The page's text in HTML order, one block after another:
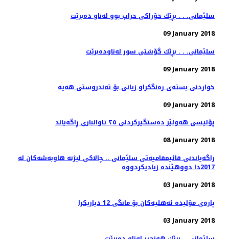
سلێمانی. . . بڕێك خۆراكی خراپ بوو له‌ناو ده‌برێت
09 January 2018
سلێمانی. . . بڕێك گۆشتی سور له‌ناوده‌برێت
09 January 2018
09 January 2018
پۆلیسی هەولێر دەستگیركردنی ٢٥ تاوانباری ڕاگەیاند
08 January 2018
راگه‌یاندنی قائیمقامیه‌تی سلێمانی .. چالاكی لیژنه‌ هاوبه‌شه‌كان له‌
03 January 2018
پاره‌ی مۆلیده‌ ئه‌هلیه‌كان بۆ مانگی 12 دیاریكرا
03 January 2018